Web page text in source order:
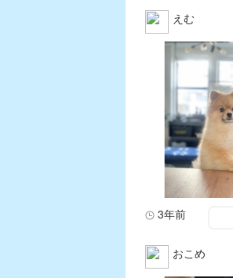
えむ
3年前
おこめ